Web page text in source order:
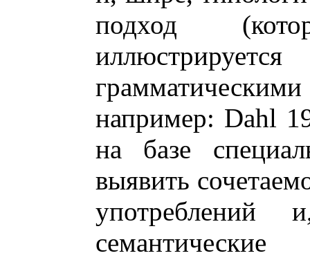
подход
например: Dahl
на базе
выявить